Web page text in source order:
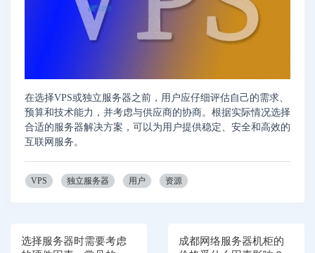
在选择VPS或独立服务器之前，用户应仔细评估自己的需求、
预算和技术能力，并考虑与供应商的协商。根据实际情况选择
合适的服务器解决方案，可以为用户提供稳定、安全和高效的
互联网服务。
VPS 独立服务器 用户 资源
选择服务器时需要考虑
成都网络服务器机柜的